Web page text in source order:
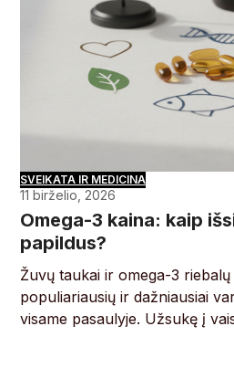
SVEIKATA IR MEDICINA
11 birželio, 2026
Omega-3 kaina: kaip
papildus?
Žuvų taukai ir omega-3
populiariausių ir dažniausiai
visame pasaulyje. Užsukę į